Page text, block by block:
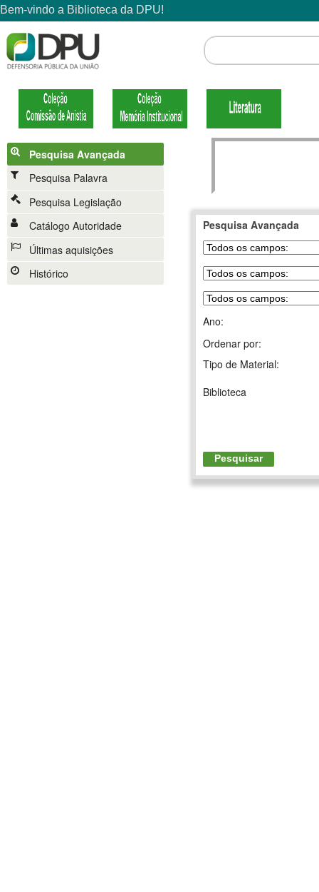
Pesquisa Avançada
Pesquisa Palavra
Pesquisa Legislação
Catálogo Autoridade
Últimas aquisições
Histórico
Pesquisa Avançada
Ano:
Ordenar por:
Tipo de Material:
Biblioteca
Pesquisar